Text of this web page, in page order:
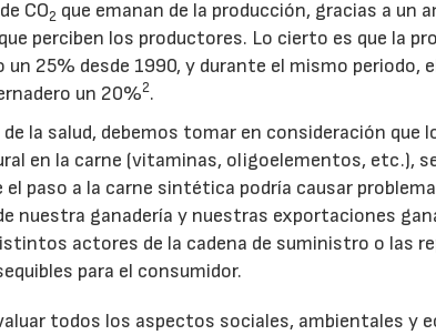
CO2 que emanan de la producción, gracias a un
perciben los productores. Lo cierto es que la
un 25% desde 1990, y durante el mismo periodo,
un 20%2.
de la salud, debemos tomar en consideración
en la carne (vitaminas, oligoelementos, etc.),
el paso a la carne sintética podría causar
nuestra ganadería y nuestras exportaciones
actores de la cadena de suministro o las
para el consumidor.
todos los aspectos sociales, ambientales y